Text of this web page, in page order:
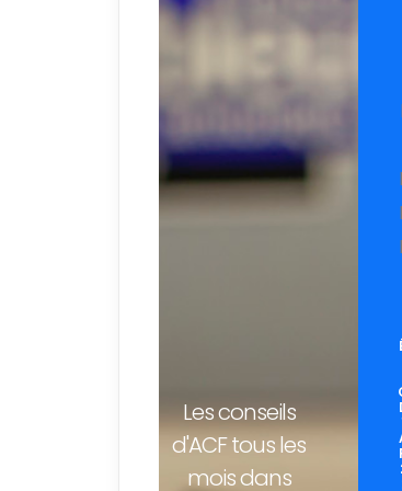
Les conseils
d'ACF tous les
mois dans